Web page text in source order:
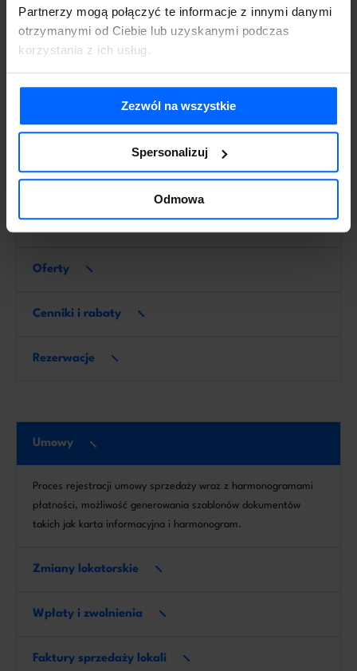
Partnerzy mogą połączyć te informacje z innymi danymi
otrzymanymi od Ciebie lub uzyskanymi podczas
korzystania z ich usług.
Zezwól na wszystkie
Spersonalizuj
Odmowa
Panel decyzyjny
Przegląd zbiorczych danych o sprzedawanych inwestycjach
w postaci dashboardów i wskaźników KPI.
Lokale
Klienci
Oferty
Cenniki i rabaty
Rezerwacje
Umowy
Proces rejestracji umowy sprzedaży wraz z harmonogramami
płatności, możliwość generowania szablonów dokumentów
takich jak karta informacyjna i harmonogram.
Zmiany lokatorskie
Wpłaty i zwolnienia
Faktury sprzedaży lokali